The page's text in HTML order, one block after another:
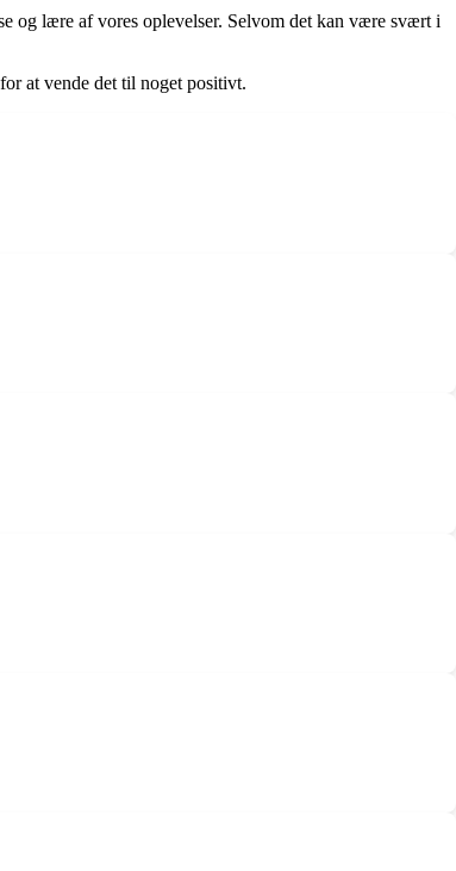
og lære af vores oplevelser. Selvom det kan være svært i
at vende det til noget positivt.